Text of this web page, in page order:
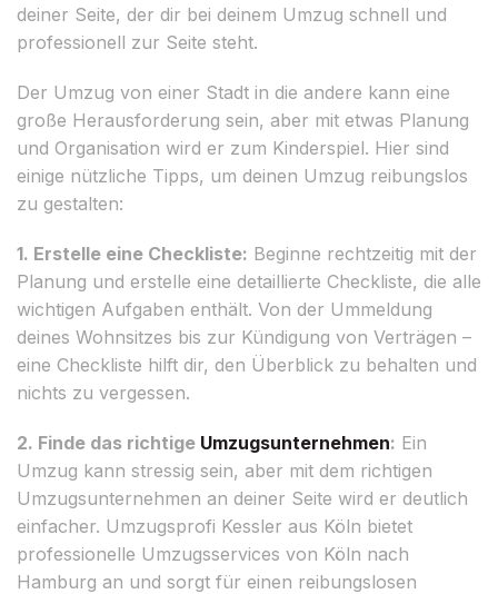
deiner Seite, der dir bei deinem Umzug schnell und
professionell zur Seite steht.
Der Umzug von einer Stadt in die andere kann eine
große Herausforderung sein, aber mit etwas Planung
und Organisation wird er zum Kinderspiel. Hier sind
einige nützliche Tipps, um deinen Umzug reibungslos
zu gestalten:
1. Erstelle eine Checkliste: Beginne rechtzeitig mit der
Planung und erstelle eine detaillierte Checkliste, die alle
wichtigen Aufgaben enthält. Von der Ummeldung
deines Wohnsitzes bis zur Kündigung von Verträgen –
eine Checkliste hilft dir, den Überblick zu behalten und
nichts zu vergessen.
2. Finde das richtige Umzugsunternehmen: Ein
Umzug kann stressig sein, aber mit dem richtigen
Umzugsunternehmen an deiner Seite wird er deutlich
einfacher. Umzugsprofi Kessler aus Köln bietet
professionelle Umzugsservices von Köln nach
Hamburg an und sorgt für einen reibungslosen